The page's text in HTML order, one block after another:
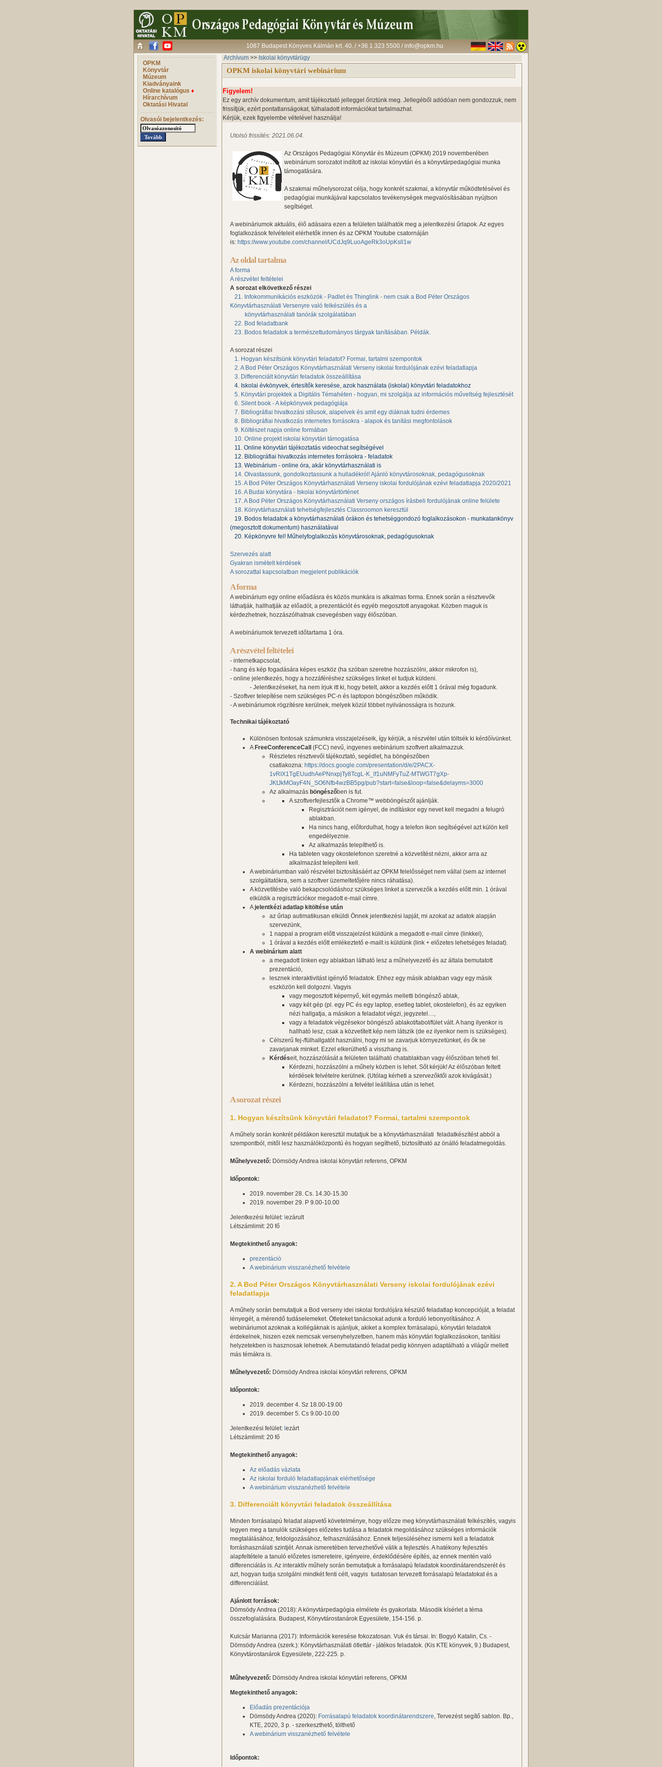
1087 Budapest Könyves Kálmán krt. 40. / +36 1 323 5500 / info@opkm.hu
OPKM
Könyvtár
Múzeum
Kiadványaink
Online katalógus ♦
Hírarchívum
Oktatási Hivatal
Olvasói bejelentkezés:
Archívum >> Iskolai könyvtárügy
OPKM iskolai könyvtári webinárium
Figyelem!
Ez egy archív dokumentum, amit tájékoztató jelleggel őriztünk meg. Jellegéből adódóan nem gondozzuk, nem
frissítjük, ezért pontatlanságokat, túlhaladott információkat tartalmazhat.
Kérjük, ezek figyelembe vételével használja!
Utolsó frissítés: 2021.06.04.
Az Országos Pedagógiai Könyvtár és Múzeum (OPKM) 2019 novemberében
webinárium sorozatot indított az iskolai könyvtári és a könyvtárpedagógiai munka
támogatására.
A szakmai műhelysorozat célja, hogy konkrét szakmai, a könyvtár működtetésével és
pedagógiai munkájával kapcsolatos tevékenységek megvalósításában nyújtson
segítséget.
A webináriumok aktuális, élő adásaira ezen a felületen találhatók meg a jelentkezési űrlapok. Az egyes
foglalkozások felvételeit elérhetők innen és az OPKM Youtube csatornáján
is: https://www.youtube.com/channel/UCdJq9LuoAgeRk3oUpKsll1w
Az oldal tartalma
A forma
A részvétel feltételei
A sorozat elkövetkező részei
21. Infokommunikációs eszközök - Padlet és Thinglink - nem csak a Bod Péter Országos
Könyvtárhasználati Versenyre való felkészülés és a
könyvtárhasználati tanórák szolgálatában
22. Bod feladatbank
23. Bodos feladatok a természettudományos tárgyak tanításában. Példák.
A sorozat részei
1. Hogyan készítsünk könyvtári feladatot? Formai, tartalmi szempontok
2. A Bod Péter Országos Könyvtárhasználati Verseny iskolai fordulójának ezévi feladatlapja
3. Differenciált könyvtári feladatok összeállítása
4. Iskolai évkönyvek, értesítők keresése, azok használata (iskolai) könyvtári feladatokhoz
5. Könyvtári projektek a Digitális Témahéten - hogyan, mi szolgálja az információs műveltség fejlesztését
6. Silent book - A képkönyvek pedagógiája
7. Bibliográfiai hivatkozási stílusok, alapelvek és amit egy diáknak tudni érdemes
8. Bibliográfiai hivatkozás internetes forrásokra - alapok és tanítási megfontolások
9. Költészet napja online formában
10. Online projekt iskolai könyvtári támogatása
11. Online könyvtári tájékoztatás videochat segítségével
12. Bibliográfiai hivatkozás internetes forrásokra - feladatok
13. Webinárium - online óra, akár könyvtárhasználati is
14. Olvastassunk, gondolkoztassunk a hulladékról! Ajánló könyvtárosoknak, pedagógusoknak
15. A Bod Péter Országos Könyvtárhasználati Verseny iskolai fordulójának ezévi feladatlapja 2020/2021
16. A Budai könyvtára - Iskolai könyvtártörténet
17. A Bod Péter Országos Könyvtárhasználati Verseny országos írásbeli fordulójának online felülete
18. Könyvtárhasználati tehetségfejlesztés Classroomon keresztül
19. Bodos feladatok a könyvtárhasználati órákon és tehetséggondozó foglalkozásokon - munkatankönyv
(megosztott dokumentum) használatával
20. Képkönyvre fel! Műhelyfoglalkozás könyvtárosoknak, pedagógusoknak
Szervezés alatt
Gyakran ismételt kérdések
A sorozattal kapcsolatban megjelent publikációk
A forma
A webinárium egy online előadásra és közös munkára is alkalmas forma. Ennek során a résztvevők
láthatják, hallhatják az előadót, a prezentációt és egyéb megosztott anyagokat. Közben maguk is
kérdezhetnek, hozzászólhatnak csevegésben vagy élőszóban.
A webináriumok tervezett időtartama 1 óra.
A részvétel feltételei
- internetkapcsolat,
- hang és kép fogadására képes eszköz (ha szóban szeretne hozzászólni, akkor mikrofon is),
- online jelentkezés, hogy a hozzáféréshez szükséges linket el tudjuk küldeni.
- Jelentkezéseket, ha nem írjuk itt ki, hogy betelt, akkor a kezdés előtt 1 órával még fogadunk.
- Szoftver telepítése nem szükséges PC-n és laptopon böngészőben működik.
- A webináriumok rögzítésre kerülnek, melyek közül többet nyilvánosságra is hozunk.
Technikai tájékoztató
Különösen fontosak számunkra visszajelzéseik, így kérjük, a részvétel után töltsék ki kérdőívünket.
A FreeConferenceCall
(FCC) nevű, ingyenes webinárium szoftvert alkalmazzuk.
Részletes résztvevői tájékoztató, segédlet, ha böngészőben
csatlakozna: https://docs.google.com/presentation/d/e/2PACX-
1vRIX1TgEUudhAePNnxpjTy8TcgL-K_lf1uNMFyTuZ-MTWGT7gXp-
JKtJkMOayF4N_SO6Nfb4wzBB5pg/pub?start=false&loop=false&delayms=3000
Az alkalmazás böngészőben is fut.
A szoftverfejlesztők a Chrome™ webböngészőt ajánlják.
Regisztrációt nem igényel, de indításkor egy nevet kell megadni a felugró
ablakban.
Ha nincs hang, előfordulhat, hogy a telefon ikon segítségével azt külön kell
engedélyeznie.
Az alkalmazás telepíthető is.
Ha tableten vagy okostelefonon szeretné a közvetítést nézni, akkor arra az
alkalmazást telepíteni kell.
A webináriumban való részvétel biztosításáért az OPKM felelősséget nem vállal (sem az internet
szolgáltatókra, sem a szoftver üzemeltetőjére nincs ráhatása).
A közvetítésbe való bekapcsolódáshoz szükséges linket a szervezők a kezdés előtt min. 1 órával
elküldik a regisztrációkor megadott e-mail címre.
Ajelentkézi adatlap kitöltése után
az űrlap autimatikusan elküldi Önnek jelentkezési lapját, mi azokat az adatok alapján
szervezünk,
1 nappal a program előtt visszajelzést küldünk a megadott e-mail címre (linkkel),
1 órával a kezdés előtt emlékeztető e-mailt is küldünk (link + előzetes lehetséges feladat).
A webinárium alatt
a megadott linken egy ablakban látható lesz a műhelyvezető és az általa bemutatott
prezentáció,
lesznek interaktivitást igénylő feladatok. Ehhez egy másik ablakban vagy egy másik
eszközön kell dolgozni. Vagyis
vagy megosztott képernyő, két egymás melletti böngésző ablak,
vagy két gép (pl. egy PC és egy laptop, esetleg tablet, okostelefon), és az egyiken
nézi hallgatja, a másikon a feladatot végzi, jegyzetel…,
vagy a feladatok végzésekor böngésző ablakot/tabot/fület vált. A hang ilyenkor is
hallható lesz, csak a közvetített kép nem látszik (de ez ilyenkor nem is szükséges).
Célszerű fej-/fülhallgatót használni, hogy mi se zavarjuk környezetünket, és ők se
zavarjanak minket. Ezzel elkerülhető a visszhang is.
Kérdéseit, hozzászólását a felületen található chatablakban vagy élőszóban teheti fel.
Kérdezni, hozzászólni a műhely közben is lehet. Sőt kérjük! Az élőszóban feltett
kérdések felvételre kerülnek. (Utólag kérheti a szervezőktől azok kivágását.)
Kérdezni, hozzászólni a felvétel leállítása után is lehet.
A sorozat részei
1. Hogyan készítsünk könyvtári feladatot? Formai, tartalmi szempontok
A műhely során konkrét példákon keresztül mutatjuk be a könyvtárhasználati feladatkészítést abból a
szempontból, mitől lesz használóközpontú és hogyan segíthető, biztosítható az önálló feladatmegoldás.
Műhelyvezető: Dömsödy Andrea iskolai könyvtári referens, OPKM
Időpontok:
2019. november 28. Cs. 14.30-15.30
2019. november 29. P 9.00-10.00
Jelentkezési felület:lezárult
Létszámlimit: 20 fő
Megtekinthető anyagok:
prezentáció
A webinárium visszanézhető felvétele
2. A Bod Péter Országos Könyvtárhasználati Verseny iskolai fordulójának ezévi
feladatlapja
A műhely során bemutatjuk a Bod verseny idei iskolai fordulójára készülő feladatlap koncepcióját, a feladat
lényegét, a mérendő tudáselemeket. Ötleteket tanácsokat adunk a forduló lebonyolításához. A
webináriumot azoknak a kollégáknak is ajánljuk, akiket a komplex forrásalapú, könyvtári feladatok
érdekelnek, hiszen ezek nemcsak versenyhelyzetben, hanem más könyvtári foglalkozásokon, tanítási
helyzetekben is hasznosak lehetnek. A bemutatandó feladat pedig könnyen adaptálható a világűr mellett
más témákra is.
Műhelyvezető: Dömsödy Andrea iskolai könyvtári referens, OPKM
Időpontok:
2019. december 4. Sz 18.00-19.00
2019. december 5. Cs 9.00-10.00
Jelentkezési felület:lezárt
Létszámlimit: 20 fő
Megtekinthető anyagok:
Az előadás vázlata
Az iskolai forduló feladatlapjának elérhetősége
A webinárium visszanézhető felvétele
3. Differenciált könyvtári feladatok összeállítása
Minden forrásalapú feladat alapvető követelménye, hogy előzze meg könyvtárhasználati felkészítés, vagyis
legyen meg a tanulók szükséges előzetes tudása a feladatok megoldásához szükséges információk
megtalálásához, feldolgozásához, felhasználásához. Ennek teljesüléséhez ismerni kell a feladatok
forráshasználati szintjét. Annak ismeretében tervezhetővé válik a fejlesztés. A hatékony fejlesztés
alapfeltétele a tanuló előzetes ismereteire, igényeire, érdeklődésére építés, az ennek mentén való
differenciálás is. Az interaktív műhely során bemutatjuk a forrásalapú feladatok koordinátarendszerét és
azt, hogyan tudja szolgálni mindkét fenti célt, vagyis tudatosan tervezett forrásalapú feladatokat és a
differenciálást.
Ajánlott források:
Dömsödy Andrea (2018): A könyvtárpedagógia elmélete és gyakorlata. Második kísérlet a téma
összefoglalására. Budapest, Könyvtárostanárok Egyesülete, 154-156. p.
Kulcsár Marianna (2017): Információk keresése fokozatosan. Vuk és társai. In: Bogyó Katalin, Cs. -
Dömsödy Andrea (szerk.): Könyvtárhasználati ötlettár - játékos feladatok. (Kis KTE könyvek, 9.) Budapest,
Könyvtárostanárok Egyesülete, 222-225. p.
Műhelyvezető: Dömsödy Andrea iskolai könyvtári referens, OPKM
Megtekinthető anyagok:
Előadás prezentációja
Dömsödy Andrea (2020): Forrásalapú feladatok koordinátarendszere , Tervezést segítő sablon. Bp.,
KTE, 2020, 3 p. - szerkeszthető, tölthető
A webinárium visszanézhető felvétele
Időpontok: